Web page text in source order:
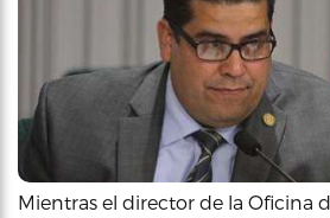
Mientras el director de la Oficina